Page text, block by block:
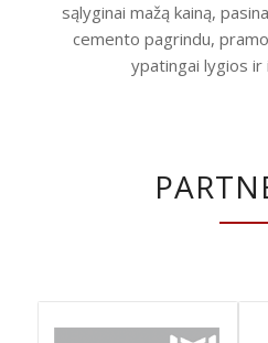
sąlyginai mažą kainą,
cemento pagrindu,
ypatingai lygios ir